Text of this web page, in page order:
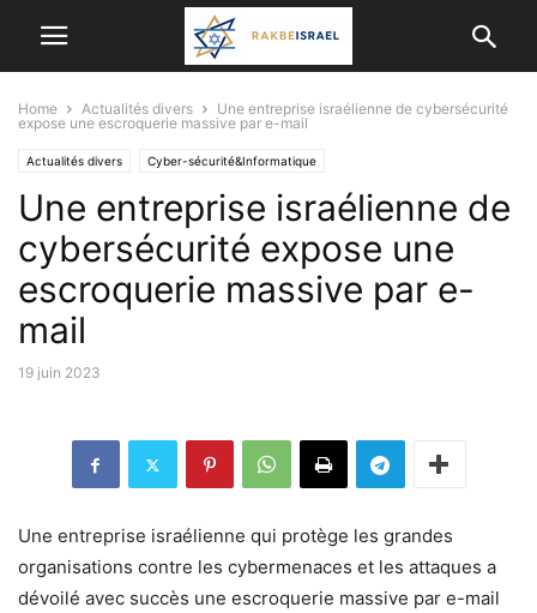
Home Actualités divers
Une entreprise israélienne de cybersécurité
expose une escroquerie massive par e-mail
Actualités divers Cyber-sécurité&Informatique
Une entreprise israélienne de
cybersécurité expose une
escroquerie massive par e-
mail
19 juin 2023
Une entreprise israélienne qui protège les grandes
organisations contre les cybermenaces et les attaques a
dévoilé avec succès une escroquerie massive par e-mail